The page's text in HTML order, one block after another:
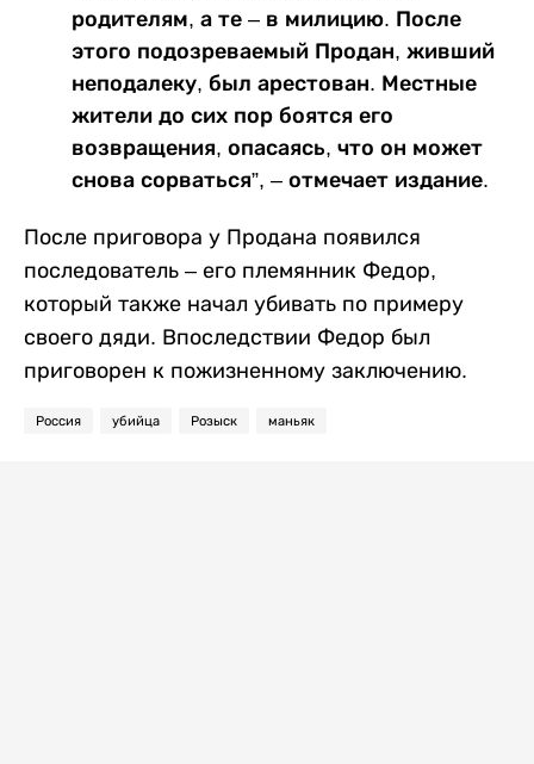
родителям, а те – в милицию. После
этого подозреваемый Продан, живший
неподалеку, был арестован. Местные
жители до сих пор боятся его
возвращения, опасаясь, что он может
снова сорваться”, – отмечает издание.
После приговора у Продана появился
последователь – его племянник Федор,
который также начал убивать по примеру
своего дяди. Впоследствии Федор был
приговорен к пожизненному заключению.
Россия убийца Розыск маньяк